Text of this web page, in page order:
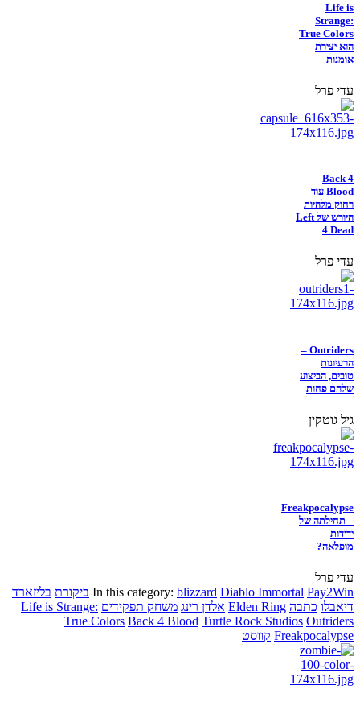
Life is
Strange:
True Colors
הוא יצירת
אומנות
עדי פרל
Back 4
Blood עוד
רחוק מלהיות
היורש של Left
4 Dead
עדי פרל
Outriders –
הרעיונות
טובים, הביצוע
שלהם פחות
גיל גוטקין
Freakpocalypse
– תחילתה של
ידידות
מופלאה?
עדי פרל
In this category: blizzard Diablo Immortal Pay2Win ביקורת בליזארד
דיאבלו כתבה Elden Ring אלדן רינג משחק תפקידים Life is Strange:
True Colors Back 4 Blood Turtle Rock Studios Outriders
Freakpocalypse קווסט